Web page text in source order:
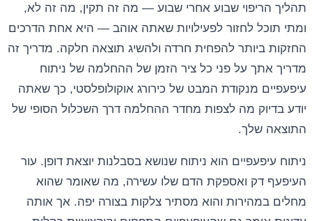
תהליך הריפוי שבוע אחרי שבוע — מה זה תקין, מה זה לא,
ומתי תוכל לחזור לפעילויות שאתה אוהב — היא אחת הדרכים
החזקות ביותר להפחית חרדה ולהשיג תוצאה חלקה. מדריך זה
מדריך אתך על פני כל ציר הזמן של ההחלמה של ניתוח
עיפעפיים מנקודת המבט של כירורג אוקולופלסטי, כך שאתה
יודע בדיוק מה לצפות מחדר ההחלמה דרך השכלול הסופי של
התוצאה שלך.
ניתוח עיפעפיים הוא ניתוח שנושא בסבלנות יוצאת דופן. עור
העיפעף דק ואספקת הדם שלו עשירה, מה שאומר שהוא
מחלים במהירות והוא מסתיר צלקות בצורה יפה. אך אותה